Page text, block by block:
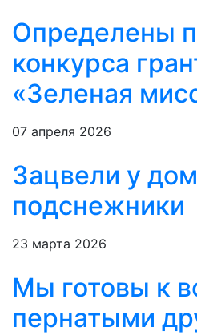
Определены
конкурса
«Зеленая
07 апреля 2026
Зацвели у
подснежники
23 марта 2026
Мы готовы к
пернатыми